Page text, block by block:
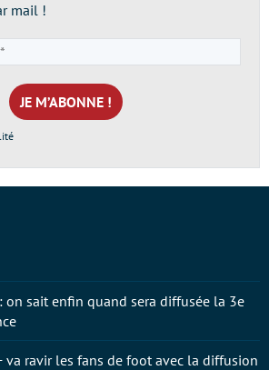
mail !
e-
mail
*
: on sait enfin quand sera diffusée la 3e
va ravir les fans de foot avec la diffusion